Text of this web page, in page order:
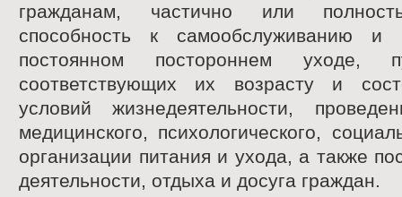
гражданам, частично или
способность к самообслуживанию
постоянном постороннем уходе,
соответствующих их возрасту и
условий жизнедеятельности,
медицинского, психологического,
организации питания и ухода, а также
деятельности, отдыха и досуга граждан.